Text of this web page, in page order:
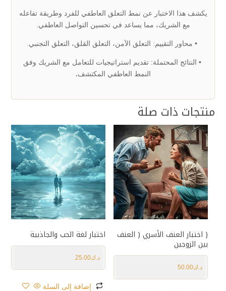
يكشف هذا الاختبار عن نمط التعلق العاطفي للفرد وطريقة تفاعله
مع الشريك، مما يساعد في تحسين التواصل العاطفي
• محاور التقييم: التعلق الآمن، التعلق القلق، التعلق التجنبي
• النتائج المحتملة: تقديم استراتيجيات للتعامل مع الشريك وفق
النمط العاطفي المكتشف.
منتجات ذات صلة
( اختبار العنف الأسري ( العنف
بين الزوجين
د.ك50.00
اختبار لغة الحب والجاذبية
د.ك25.00
إضافة إلى السلة